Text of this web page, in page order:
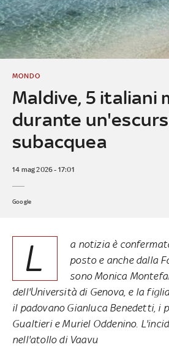
Maldive, 5 italiani
durante
subacquea
MONDO
14 mag 2026 - 17:01
Google
L
a notizia è
posto e anche dalla
sono Monica
dell'Università di Genova, e la
il padovano Gianluca Benedetti, i
Gualtieri e Muriel Oddenino.
nell'atollo di Vaavu